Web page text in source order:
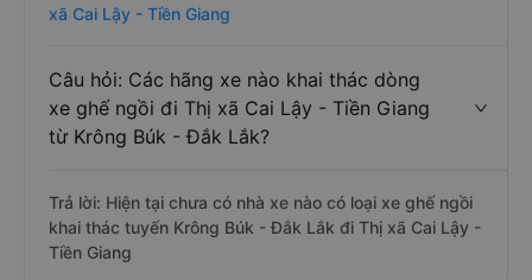
xã Cai Lậy - Tiền Giang
Câu hỏi: Các hãng xe nào khai thác dòng
xe ghế ngồi đi Thị xã Cai Lậy - Tiền Giang
từ Krông Búk - Đắk Lắk?
Trả lời: Hiện tại chưa có nhà xe nào có loại xe ghế ngồi
khai thác tuyến Krông Búk - Đắk Lắk đi Thị xã Cai Lậy -
Tiền Giang